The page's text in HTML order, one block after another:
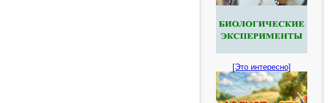
[Это интересно]